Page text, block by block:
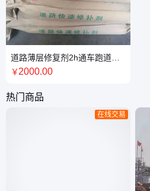
道路薄层修复剂2h通车跑道专
用路面修补料砂浆施工视频道
￥2000.00
热门商品
在线交易